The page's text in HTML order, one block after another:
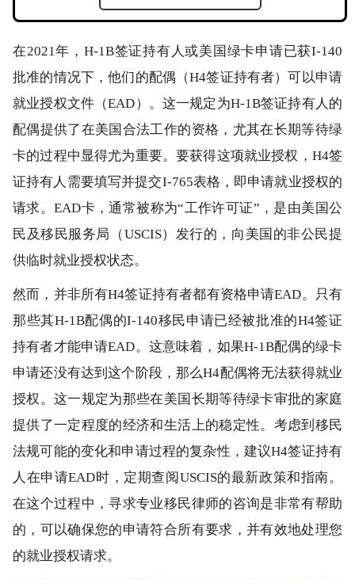
在2021年，H-1B签证持有人或美国绿卡申请已获I-140
批准的情况下，他们的配偶（H4签证持有者）可以申请
就业授权文件（EAD）。这一规定为H-1B签证持有人的
配偶提供了在美国合法工作的资格，尤其在长期等待绿
卡的过程中显得尤为重要。要获得这项就业授权，H4签
证持有人需要填写并提交I-765表格，即申请就业授权的
请求。EAD卡，通常被称为“工作许可证”，是由美国公
民及移民服务局（USCIS）发行的，向美国的非公民提
供临时就业授权状态。
然而，并非所有H4签证持有者都有资格申请EAD。只有
那些其H-1B配偶的I-140移民申请已经被批准的H4签证
持有者才能申请EAD。这意味着，如果H-1B配偶的绿卡
申请还没有达到这个阶段，那么H4配偶将无法获得就业
授权。这一规定为那些在美国长期等待绿卡审批的家庭
提供了一定程度的经济和生活上的稳定性。考虑到移民
法规可能的变化和申请过程的复杂性，建议H4签证持有
人在申请EAD时，定期查阅USCIS的最新政策和指南。
在这个过程中，寻求专业移民律师的咨询是非常有帮助
的，可以确保您的申请符合所有要求，并有效地处理您
的就业授权请求。